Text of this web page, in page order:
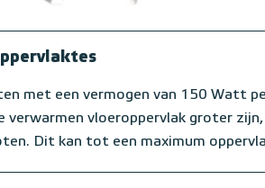
met een vermogen van 150 Watt
verwarmen vloeroppervlak groter
Dit kan tot een maximum